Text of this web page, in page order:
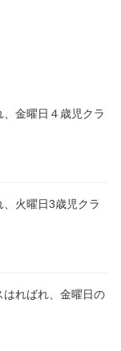
金曜日４歳児クラ
火曜日3歳児クラ
ればれ、金曜日の